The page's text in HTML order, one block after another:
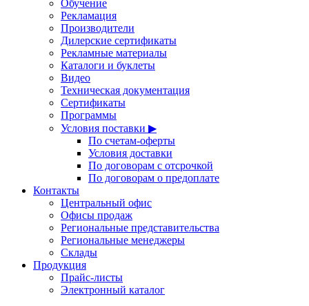
Обучение
Рекламация
Производители
Дилерские сертификаты
Рекламные материалы
Каталоги и буклеты
Видео
Техническая документация
Сертификаты
Программы
Условия поставки ▶
По счетам-оферты
Условия доставки
По договорам с отсрочкой
По договорам о предоплате
Контакты
Центральный офис
Офисы продаж
Региональные представительства
Региональные менеджеры
Склады
Продукция
Прайс-листы
Электронный каталог